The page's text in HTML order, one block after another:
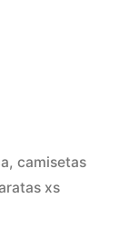
, camisetas
xs